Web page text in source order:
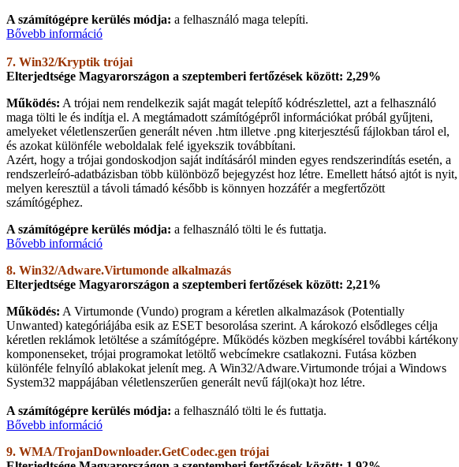
A számítógépre kerülés módja: a felhasználó maga telepíti.
Bővebb információ
7. Win32/Kryptik trójai
Elterjedtsége Magyarországon a szeptemberi fertőzések között: 2,29%
Működés: A trójai nem rendelkezik saját magát telepítő kódrészlettel, azt a felhasználó
maga tölti le és indítja el. A megtámadott számítógépről információkat próbál gyűjteni,
amelyeket véletlenszerűen generált néven .htm illetve .png kiterjesztésű fájlokban tárol el,
és azokat különféle weboldalak felé igyekszik továbbítani.
Azért, hogy a trójai gondoskodjon saját indításáról minden egyes rendszerindítás esetén, a
rendszerleíró-adatbázisban több különböző bejegyzést hoz létre. Emellett hátsó ajtót is nyit,
melyen keresztül a távoli támadó később is könnyen hozzáfér a megfertőzött
számítógéphez.
A számítógépre kerülés módja: a felhasználó tölti le és futtatja.
Bővebb információ
8. Win32/Adware.Virtumonde alkalmazás
Elterjedtsége Magyarországon a szeptemberi fertőzések között: 2,21%
Működés: A Virtumonde (Vundo) program a kéretlen alkalmazások (Potentially
Unwanted) kategóriájába esik az ESET besorolása szerint. A károkozó elsődleges célja
kéretlen reklámok letöltése a számítógépre. Működés közben megkísérel további kártékony
komponenseket, trójai programokat letöltő webcímekre csatlakozni. Futása közben
különféle felnyíló ablakokat jelenít meg. A Win32/Adware.Virtumonde trójai a Windows
System32 mappájában véletlenszerűen generált nevű fájl(oka)t hoz létre.
A számítógépre kerülés módja: a felhasználó tölti le és futtatja.
Bővebb információ
9. WMA/TrojanDownloader.GetCodec.gen trójai